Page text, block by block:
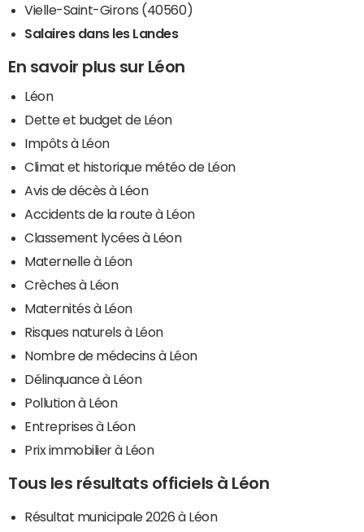
Vielle-Saint-Girons (40560)
Salaires dans les Landes
En savoir plus sur Léon
Léon
Dette et budget de Léon
Impôts à Léon
Climat et historique météo de Léon
Avis de décès à Léon
Accidents de la route à Léon
Classement lycées à Léon
Maternelle à Léon
Crèches à Léon
Maternités à Léon
Risques naturels à Léon
Nombre de médecins à Léon
Délinquance à Léon
Pollution à Léon
Entreprises à Léon
Prix immobilier à Léon
Tous les résultats officiels à Léon
Résultat municipale 2026 à Léon